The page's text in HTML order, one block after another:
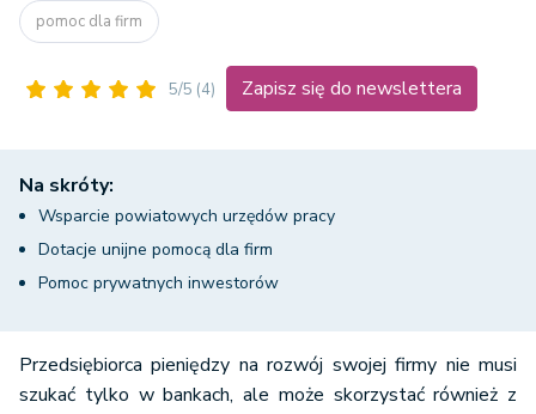
pomoc dla firm
5/5 (4) Zapisz się do newslettera
Na skróty:
Wsparcie powiatowych urzędów pracy
Dotacje unijne pomocą dla firm
Pomoc prywatnych inwestorów
Przedsiębiorca pieniędzy na rozwój swojej firmy nie musi
szukać tylko w bankach, ale może skorzystać również z